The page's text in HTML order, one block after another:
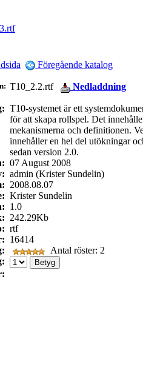
Föregående katalog
T10_2.2.rtf Nedladdning
T10-systemet är ett
för att skapa rollspel. Det
mekanismerna och definitionen.
innehåller en hel del utökningar
sedan version 2.0.
07 August 2008
admin (Krister Sundelin)
2008.08.07
Krister Sundelin
1.0
242.29Kb
rtf
16414
Antal röster: 2